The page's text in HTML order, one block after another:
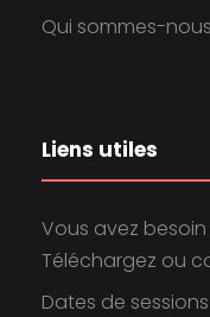
Qui sommes-nous
Liens utiles
Vous avez
Téléchargez ou
Dates de sessions